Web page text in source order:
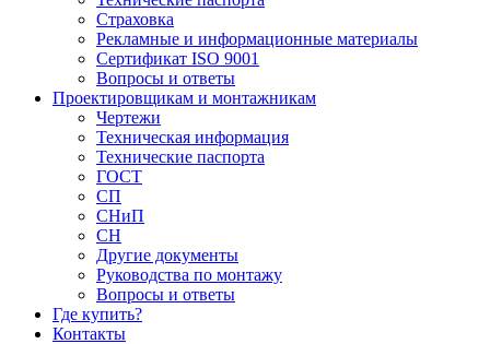
Страховка
Рекламные и информационные материалы
Сертификат ISO 9001
Вопросы и ответы
Проектировщикам и монтажникам
Чертежи
Техническая информация
Технические паспорта
ГОСТ
СП
СНиП
СН
Другие документы
Руководства по монтажу
Вопросы и ответы
Где купить?
Контакты